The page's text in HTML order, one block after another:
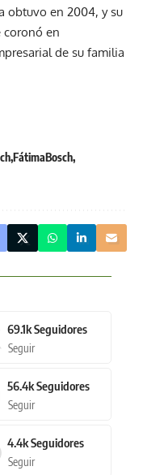
obtuvo en 2004, y su
coronó en
de su familia
FátimaBosch
69.1kSeguidores
Seguir
56.4kSeguidores
Seguir
4.4kSeguidores
Seguir